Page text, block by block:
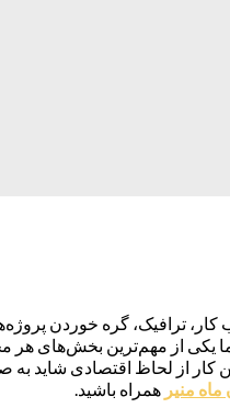
ترافیک، گره خوردن
یکی از مهم‌ترین بخش‌های
از لحاظ اقتصادی شاید به
منیر همراه باشید.